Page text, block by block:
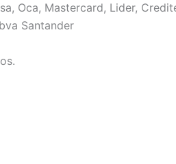
Oca, Mastercard, Lider,
Santander